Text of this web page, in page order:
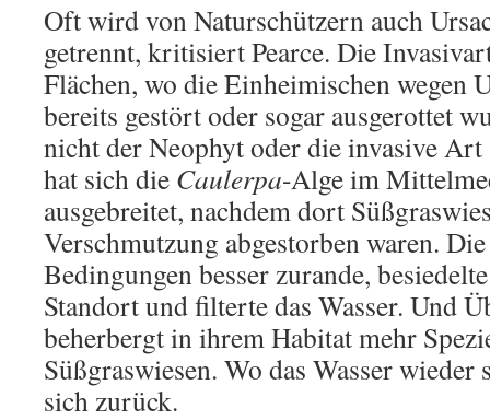
Oft wird von Naturschützern auch
getrennt, kritisiert Pearce. Die
Flächen, wo die Einheimischen wegen
bereits gestört oder sogar ausgerottet
nicht der Neophyt oder die invasive
hat sich die Caulerpa-Alge im
ausgebreitet, nachdem dort
Verschmutzung abgestorben waren.
Bedingungen besser zurande,
Standort und filterte das Wasser. Und
beherbergt in ihrem Habitat mehr
Süßgraswiesen. Wo das Wasser
sich zurück.